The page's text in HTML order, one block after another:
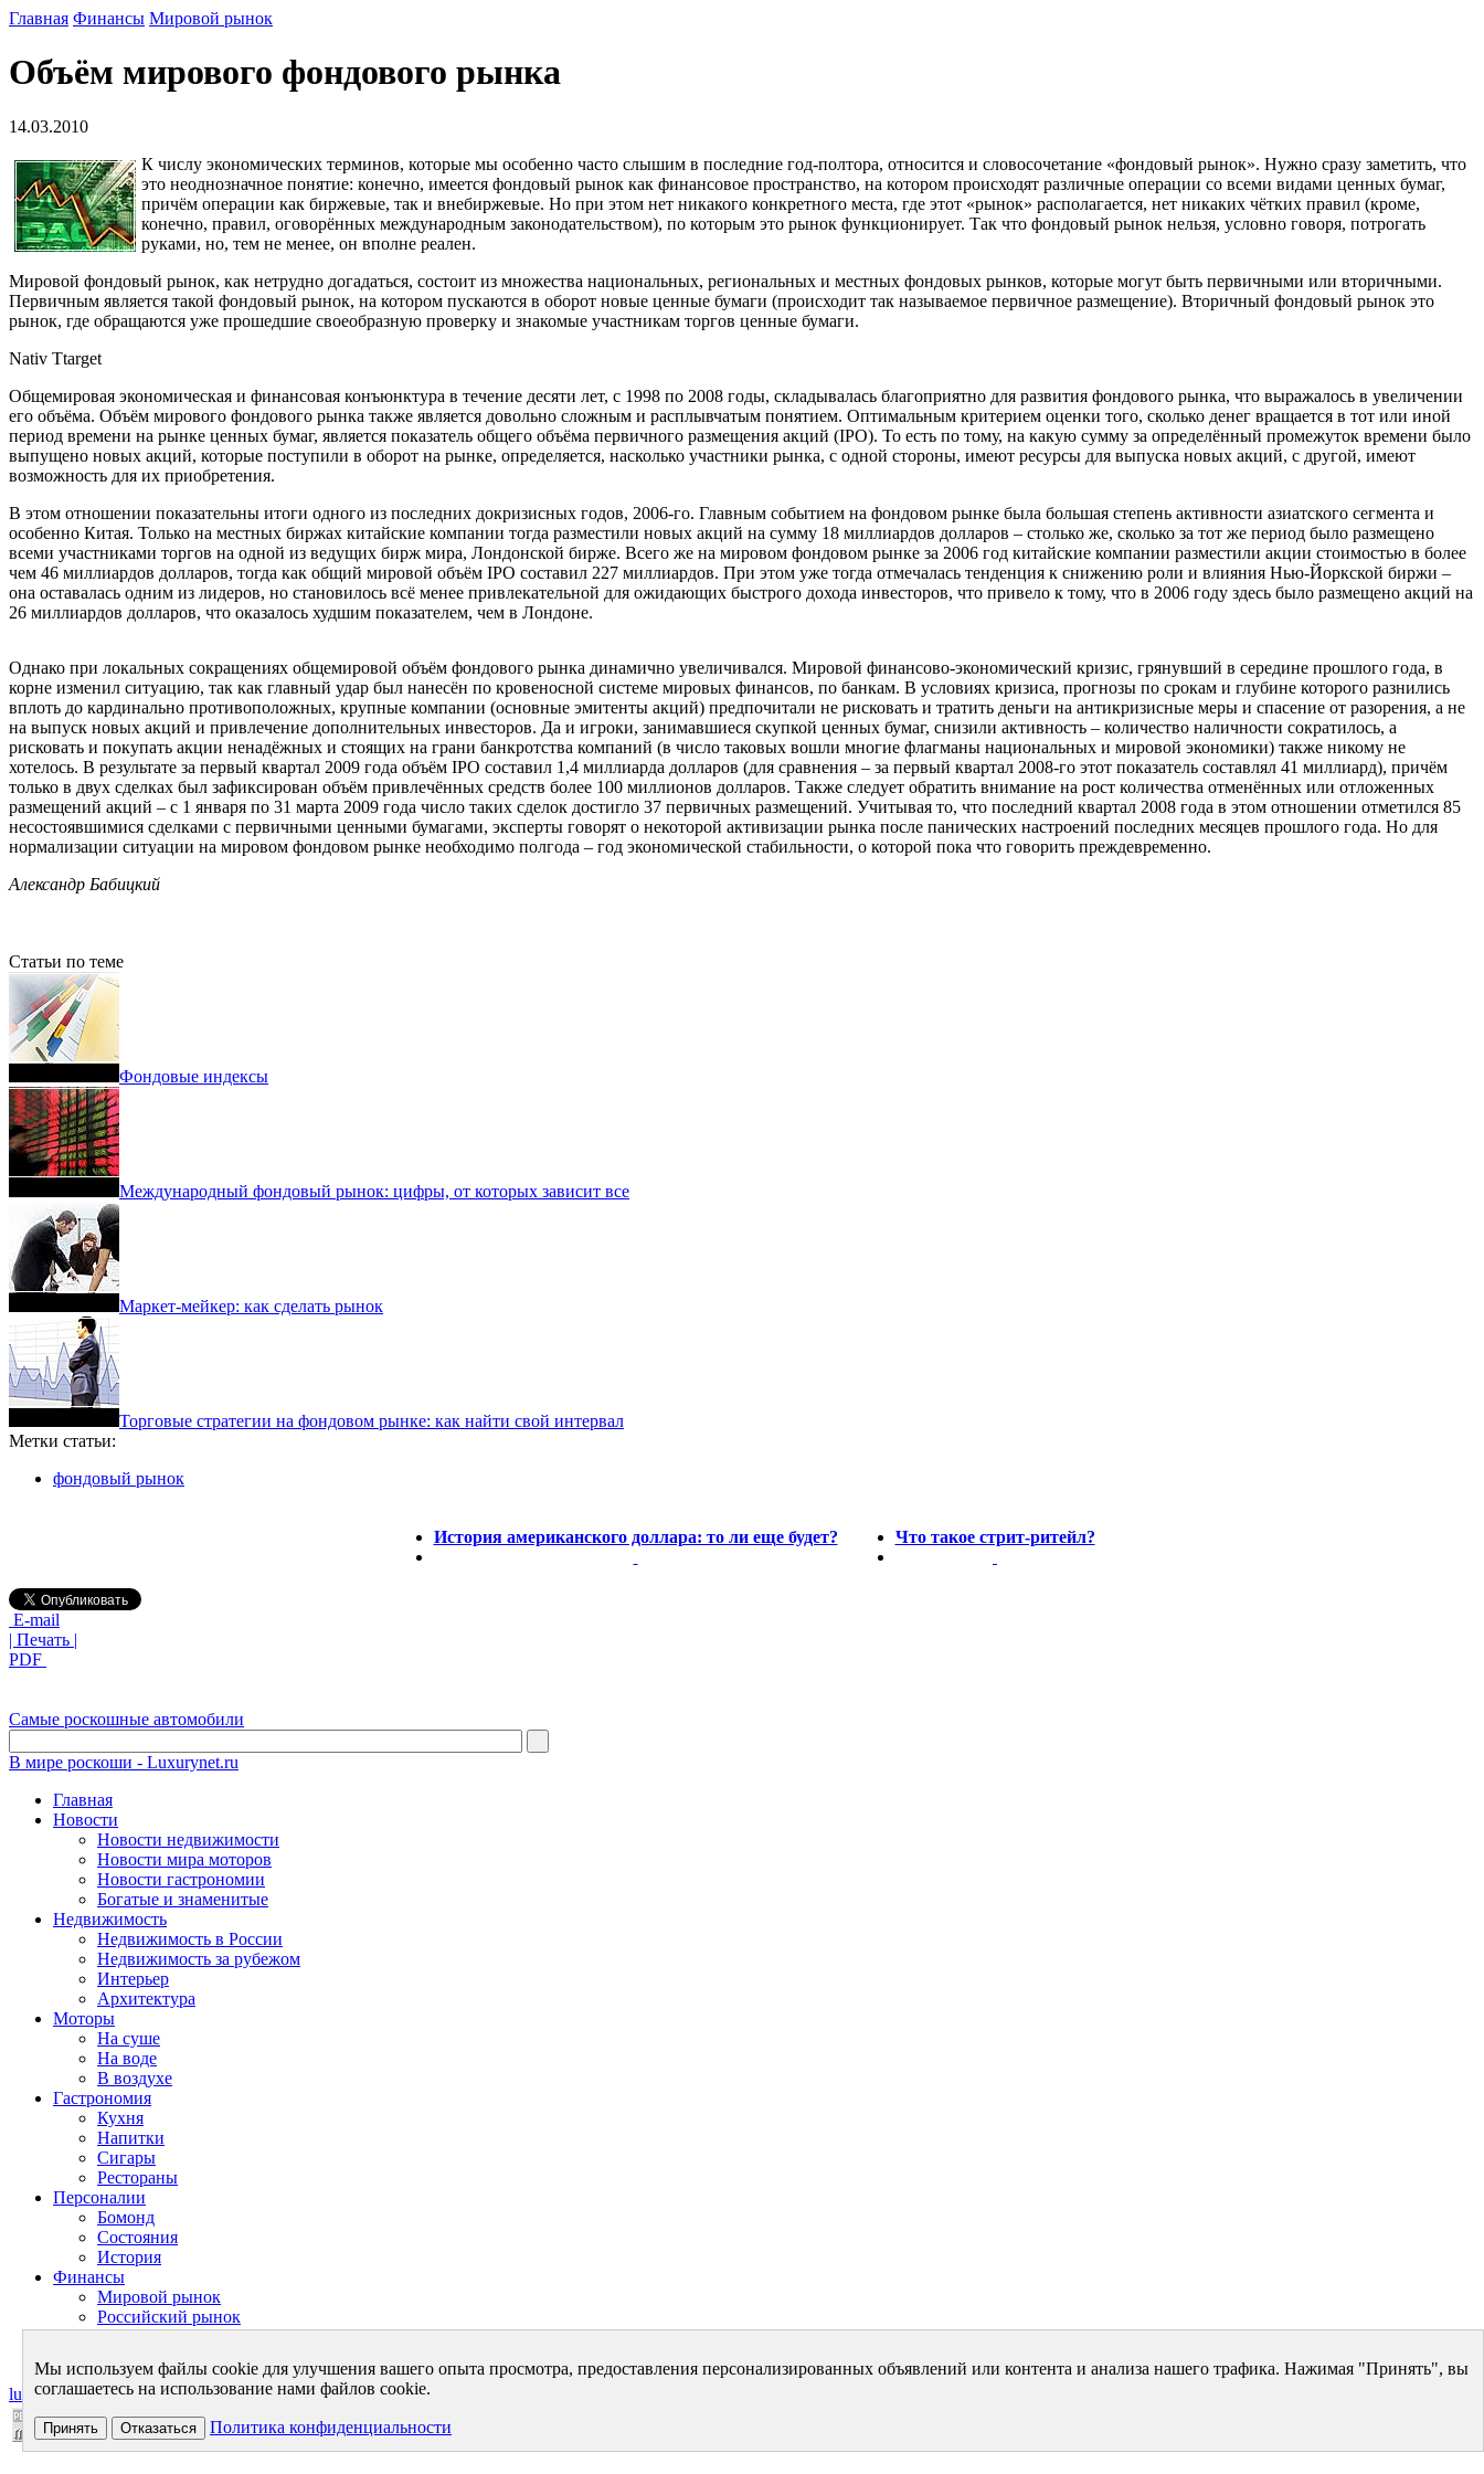
Главная Финансы Мировой рынок
Объём мирового фондового рынка
14.03.2010
К числу экономических терминов, которые мы особенно часто слышим в последние год-полтора, относится и словосочетание «фондовый рынок». Нужно сразу заметить, что
это неоднозначное понятие: конечно, имеется фондовый рынок как финансовое пространство, на котором происходят различные операции со всеми видами ценных бумаг,
причём операции как биржевые, так и внебиржевые. Но при этом нет никакого конкретного места, где этот «рынок» располагается, нет никаких чётких правил (кроме,
конечно, правил, оговорённых международным законодательством), по которым это рынок функционирует. Так что фондовый рынок нельзя, условно говоря, потрогать
руками, но, тем не менее, он вполне реален.
Мировой фондовый рынок, как нетрудно догадаться, состоит из множества национальных, региональных и местных фондовых рынков, которые могут быть первичными или вторичными.
Первичным является такой фондовый рынок, на котором пускаются в оборот новые ценные бумаги (происходит так называемое первичное размещение). Вторичный фондовый рынок это
рынок, где обращаются уже прошедшие своеобразную проверку и знакомые участникам торгов ценные бумаги.
Nativ Ttarget
Общемировая экономическая и финансовая конъюнктура в течение десяти лет, с 1998 по 2008 годы, складывалась благоприятно для развития фондового рынка, что выражалось в увеличении
его объёма. Объём мирового фондового рынка также является довольно сложным и расплывчатым понятием. Оптимальным критерием оценки того, сколько денег вращается в тот или иной
период времени на рынке ценных бумаг, является показатель общего объёма первичного размещения акций (IPO). То есть по тому, на какую сумму за определённый промежуток времени было
выпущено новых акций, которые поступили в оборот на рынке, определяется, насколько участники рынка, с одной стороны, имеют ресурсы для выпуска новых акций, с другой, имеют
возможность для их приобретения.
В этом отношении показательны итоги одного из последних докризисных годов, 2006-го. Главным событием на фондовом рынке была большая степень активности азиатского сегмента и
особенно Китая. Только на местных биржах китайские компании тогда разместили новых акций на сумму 18 миллиардов долларов – столько же, сколько за тот же период было размещено
всеми участниками торгов на одной из ведущих бирж мира, Лондонской бирже. Всего же на мировом фондовом рынке за 2006 год китайские компании разместили акции стоимостью в более
чем 46 миллиардов долларов, тогда как общий мировой объём IPO составил 227 миллиардов. При этом уже тогда отмечалась тенденция к снижению роли и влияния Нью-Йоркской биржи –
она оставалась одним из лидеров, но становилось всё менее привлекательной для ожидающих быстрого дохода инвесторов, что привело к тому, что в 2006 году здесь было размещено акций на
26 миллиардов долларов, что оказалось худшим показателем, чем в Лондоне.
Однако при локальных сокращениях общемировой объём фондового рынка динамично увеличивался. Мировой финансово-экономический кризис, грянувший в середине прошлого года, в
корне изменил ситуацию, так как главный удар был нанесён по кровеносной системе мировых финансов, по банкам. В условиях кризиса, прогнозы по срокам и глубине которого разнились
вплоть до кардинально противоположных, крупные компании (основные эмитенты акций) предпочитали не рисковать и тратить деньги на антикризисные меры и спасение от разорения, а не
на выпуск новых акций и привлечение дополнительных инвесторов. Да и игроки, занимавшиеся скупкой ценных бумаг, снизили активность – количество наличности сократилось, а
рисковать и покупать акции ненадёжных и стоящих на грани банкротства компаний (в число таковых вошли многие флагманы национальных и мировой экономики) также никому не
хотелось. В результате за первый квартал 2009 года объём IPO составил 1,4 миллиарда долларов (для сравнения – за первый квартал 2008-го этот показатель составлял 41 миллиард), причём
только в двух сделках был зафиксирован объём привлечённых средств более 100 миллионов долларов. Также следует обратить внимание на рост количества отменённых или отложенных
размещений акций – с 1 января по 31 марта 2009 года число таких сделок достигло 37 первичных размещений. Учитывая то, что последний квартал 2008 года в этом отношении отметился 85
несостоявшимися сделками с первичными ценными бумагами, эксперты говорят о некоторой активизации рынка после панических настроений последних месяцев прошлого года. Но для
нормализации ситуации на мировом фондовом рынке необходимо полгода – год экономической стабильности, о которой пока что говорить преждевременно.
Александр Бабицкий
Статьи по теме
Фондовые индексы
Международный фондовый рынок: цифры, от которых зависит все
Маркет-мейкер: как сделать рынок
Торговые стратегии на фондовом рынке: как найти свой интервал
Метки статьи:
фондовый рынок
История американского доллара: то ли еще будет? Что такое стрит-ритейл?
E-mail
| Печать |
PDF
Самые роскошные автомобили
В мире роскоши - Luxurynet.ru
Главная
Новости
Новости недвижимости
Новости мира моторов
Новости гастрономии
Богатые и знаменитые
Недвижимость
Недвижимость в России
Недвижимость за рубежом
Интерьер
Архитектура
Моторы
На суше
На воде
В воздухе
Гастрономия
Кухня
Напитки
Сигары
Рестораны
Персоналии
Бомонд
Состояния
История
Финансы
Мировой рынок
Российский рынок
Личный бюджет
luxurynet.ru - в мире роскоши
Мы используем файлы cookie для улучшения вашего опыта просмотра, предоставления персонализированных объявлений или контента и анализа нашего трафика. Нажимая "Принять", вы
соглашаетесь на использование нами файлов cookie.
Принять Отказаться Политика конфиденциальности